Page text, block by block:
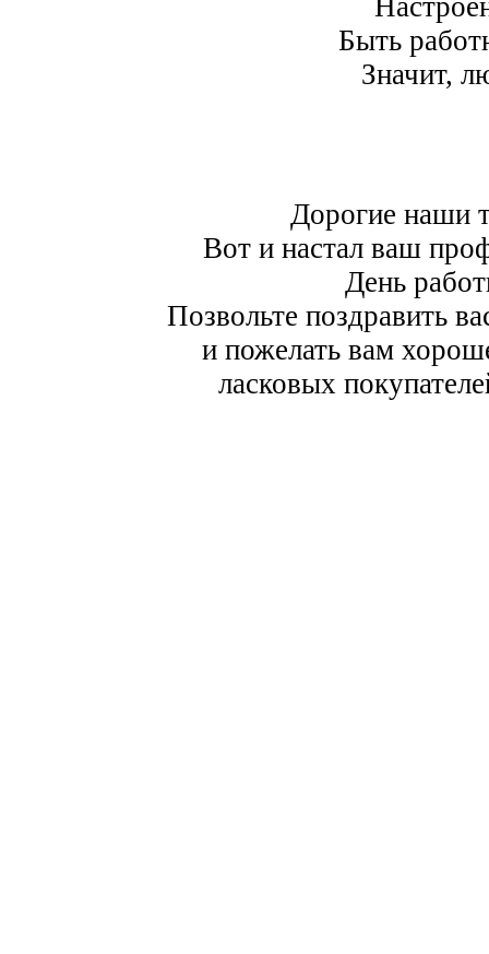
Быть
Значит,
Дорогие наши
Вот и настал ваш
День
Позвольте поздравить
и пожелать вам
ласковых